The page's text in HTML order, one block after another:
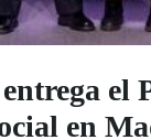
el
en